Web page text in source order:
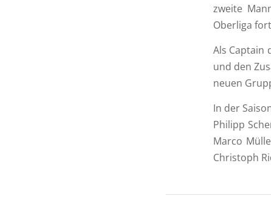
zweite
Oberliga
Als Captain
und den
neuen
In der
Philipp
Marco
Christoph